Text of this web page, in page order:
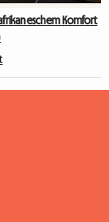
Komfort